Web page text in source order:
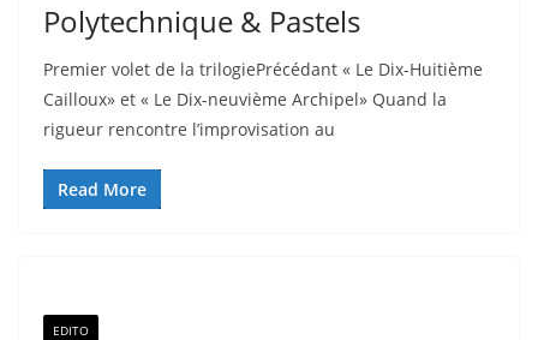
Polytechnique & Pastels
Premier volet de la trilogiePrécédant « Le Dix-Huitième
Cailloux» et « Le Dix-neuvième Archipel» Quand la
rigueur rencontre l’improvisation au
Read More
EDITO